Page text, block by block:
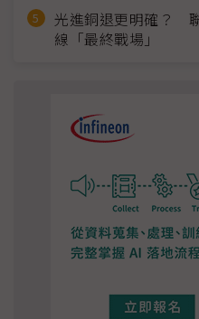
光進銅退更明確？
線「最終戰場」